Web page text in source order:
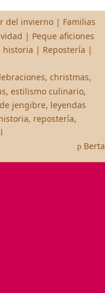
del invierno | Familias
| Peque aficiones
historia | Repostería |
,christmas,
, estilismo culinario,
jengibre, leyendas
, repostería,
Berta